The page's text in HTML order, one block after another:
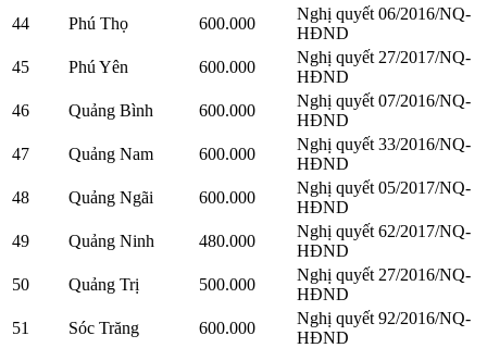
44
Phú Thọ 600.000
Nghị quyết 06/2016/NQ-
HĐND
45
Phú Yên 600.000
Nghị quyết 27/2017/NQ-
HĐND
46
Quảng Bình 600.000
Nghị quyết 07/2016/NQ-
HĐND
47
Quảng Nam 600.000
Nghị quyết 33/2016/NQ-
HĐND
48
Quảng Ngãi 600.000
Nghị quyết 05/2017/NQ-
HĐND
49
Quảng Ninh 480.000
Nghị quyết 62/2017/NQ-
HĐND
50
Quảng Trị 500.000
Nghị quyết 27/2016/NQ-
HĐND
51
Sóc Trăng 600.000
Nghị quyết 92/2016/NQ-
HĐND